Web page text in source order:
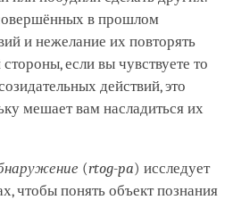
в прошлом
и нежелание их повторять
если вы чувствуете то
действий, это
мешает вам насладиться их
(rtog-pa) исследует
чтобы понять объект познания